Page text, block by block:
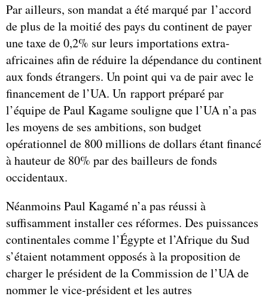
Par ailleurs, son mandat a été marqué par l’accord
de plus de la moitié des pays du continent de payer
une taxe de 0,2% sur leurs importations extra-
africaines afin de réduire la dépendance du continent
aux fonds étrangers. Un point qui va de pair avec le
financement de l’UA. Un rapport préparé par
l’équipe de Paul Kagame souligne que l’UA n’a pas
les moyens de ses ambitions, son budget
opérationnel de 800 millions de dollars étant financé
à hauteur de 80% par des bailleurs de fonds
occidentaux.
Néanmoins Paul Kagamé n’a pas réussi à
suffisamment installer ces réformes. Des puissances
continentales comme l’Égypte et l’Afrique du Sud
s’étaient notamment opposés à la proposition de
charger le président de la Commission de l’UA de
nommer le vice-président et les autres